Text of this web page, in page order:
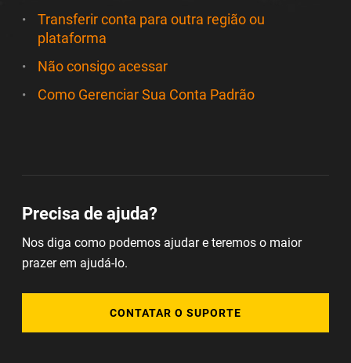
Transferir conta para outra região ou
plataforma
Não consigo acessar
Como Gerenciar Sua Conta Padrão
Precisa de ajuda?
Nos diga como podemos ajudar e teremos o maior
prazer em ajudá-lo.
CONTATAR O SUPORTE